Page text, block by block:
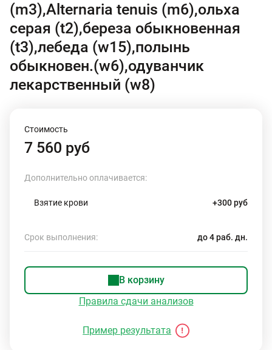
(m3),Alternaria tenuis (m6),ольха
серая (t2),береза обыкновенная
(t3),лебеда (w15),полынь
обыкновен.(w6),одуванчик
лекарственный (w8)
Стоимость
7 560 руб
Дополнительно оплачивается:
Взятие крови +300 руб
Срок выполнения: до 4 раб. дн.
В корзину
Правила сдачи анализов
Пример результата